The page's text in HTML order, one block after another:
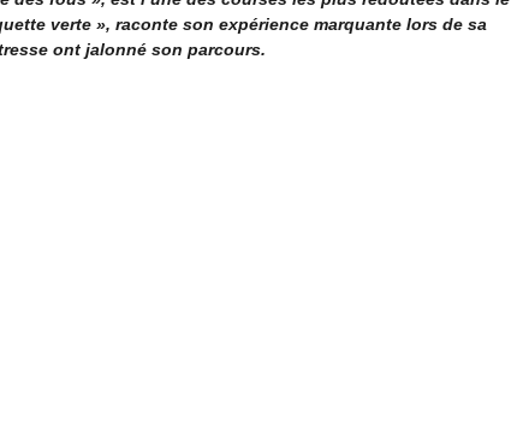
verte », raconte son expérience marquante lors de sa
ont jalonné son parcours.